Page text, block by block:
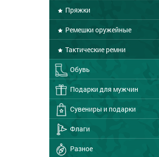
Пряжки
Ремешки оружейные
Тактические ремни
Обувь
Подарки для мужчин
Сувениры и подарки
Флаги
Разное